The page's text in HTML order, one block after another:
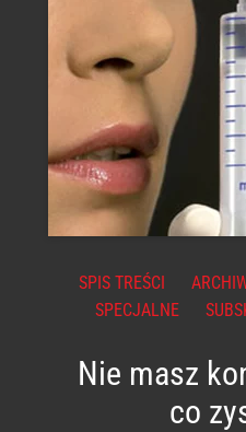
SPIS TREŚCI
SPECJALNE
Nie masz
co